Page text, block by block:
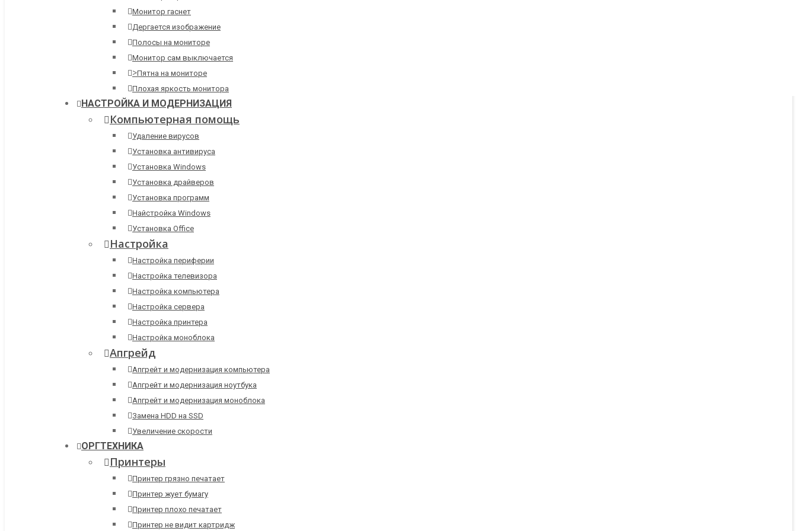
Монитор гаснет
Дергается изображение
Полосы на мониторе
Монитор сам выключается
>Пятна на мониторе
Плохая яркость монитора
НАСТРОЙКА И МОДЕРНИЗАЦИЯ
Компьютерная помощь
Удаление вирусов
Установка антивируса
Установка Windows
Установка драйверов
Установка программ
Найстройка Windows
Установка Office
Настройка
Настройка периферии
Настройка телевизора
Настройка компьютера
Настройка сервера
Настройка принтера
Настройка моноблока
Апгрейд
Апгрейт и модернизация компьютера
Апгрейт и модернизация ноутбука
Апгрейт и модернизация моноблока
Замена HDD на SSD
Увеличение скорости
ОРГТЕХНИКА
Принтеры
Принтер грязно печатает
Принтер жует бумагу
Принтер плохо печатает
Принтер не видит картридж